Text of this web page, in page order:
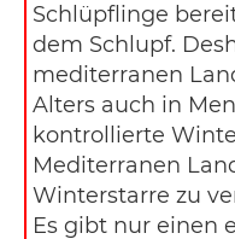
Schlüpflinge
dem Schlupf.
mediterranen
Alters auch in
kontrollierte
Mediterranen
Winterstarre zu
Es gibt nur einen